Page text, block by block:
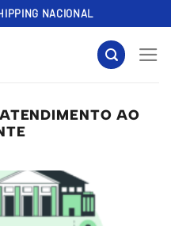
NACIONAL
ATENDIMENTO AO